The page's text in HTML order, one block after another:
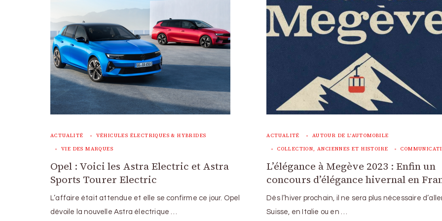
ACTUALITÉ VÉHICULES ÉLECTRIQUES & HYBRIDES
VIE DES MARQUES
Opel : Voici les Astra Electric et Astra
Sports Tourer Electric
L’affaire était attendue et elle se confirme ce jour. Opel
dévoile la nouvelle Astra électrique …
ACTUALITÉ AUTOUR DE L'AUTOMOBILE
COLLECTION, ANCIENNES ET HISTOIRE
L’élégance à Megève 2023 : Enfin un
concours d’élégance hivernal en
Dès l’hiver prochain, il ne sera plus nécessaire
Suisse, en Italie ou en …